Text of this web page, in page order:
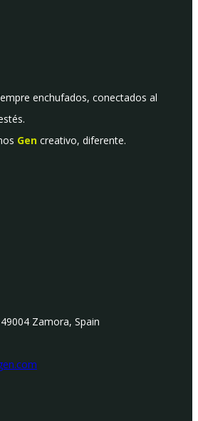
enchufados, conectados al
Gen creativo, diferente.
Zamora, Spain